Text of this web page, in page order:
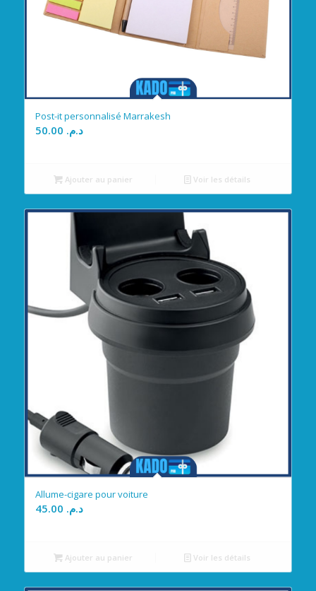
Post-it personnalisé Marrakesh
د.م.
Ajouter au panier Voir les détails
Allume-cigare pour voiture
د.م.
Ajouter au panier Voir les détails